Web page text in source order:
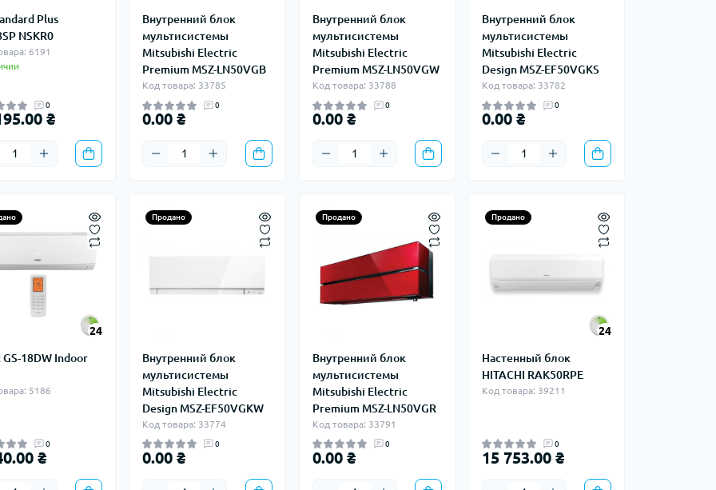
Plus
NSKR0
6191
0
₴
Внутренний блок
мультисистемы
Mitsubishi Electric
Premium MSZ-LN50VGB
Код товара: 33785
0
0.00 ₴
Внутренний блок
мультисистемы
Mitsubishi Electric
Premium MSZ-LN50VGW
Код товара: 33788
0
0.00 ₴
Внутренний блок
мультисистемы
Mitsubishi Electric
Design MSZ-EF50VGKS
Код товара: 33782
0
0.00 ₴
24
GS-18DW Indoor
5186
0
₴
Продано
Внутренний блок
мультисистемы
Mitsubishi Electric
Design MSZ-EF50VGKW
Код товара: 33774
0
0.00 ₴
Продано
Внутренний блок
мультисистемы
Mitsubishi Electric
Premium MSZ-LN50VGR
Код товара: 33791
0
0.00 ₴
Продано
24
Настенный блок
HITACHI RAK50RPE
Код товара: 39211
0
15 753.00 ₴